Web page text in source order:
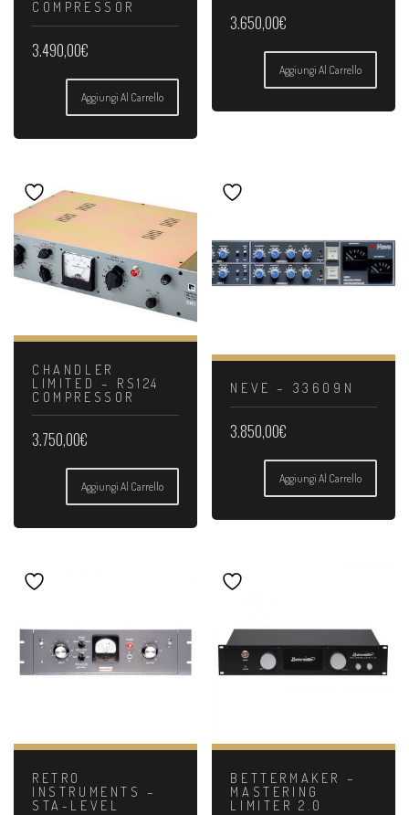
COMPRESSOR
3.490,00€
Aggiungi Al Carrello
3.650,00€
Aggiungi Al Carrello
CHANDLER
LIMITED – RS124
COMPRESSOR
3.750,00€
Aggiungi Al Carrello
NEVE – 33609N
3.850,00€
Aggiungi Al Carrello
RETRO
INSTRUMENTS –
STA-LEVEL
BETTERMAKER –
MASTERING
LIMITER 2.0